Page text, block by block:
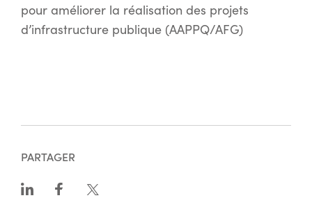
pour améliorer la réalisation des projets
d’infrastructure publique (AAPPQ/AFG)
PARTAGER